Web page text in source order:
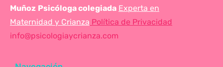
Muñoz Psicóloga colegiada Experta en
Maternidad y Crianza Política de Privacidad
info@psicologiaycrianza.com